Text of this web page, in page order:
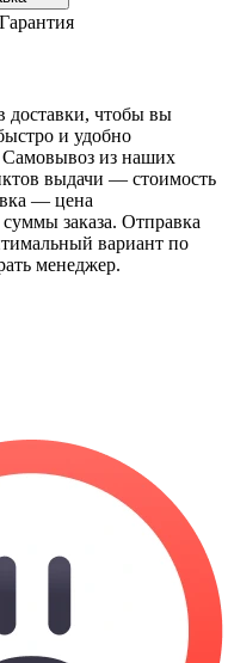
Гарантия
доставки, чтобы вы
и удобно
Самовывоз из наших
выдачи — стоимость
— цена
заказа. Отправка
вариант по
менеджер.